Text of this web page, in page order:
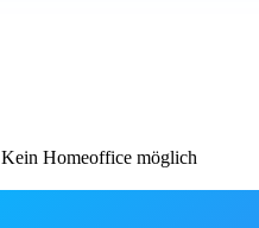
Kein Homeoffice möglich